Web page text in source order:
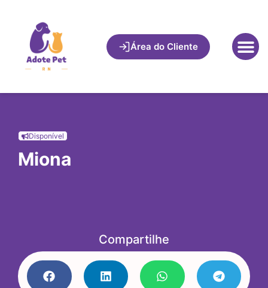
Área do Cliente
Disponível
Miona
Compartilhe